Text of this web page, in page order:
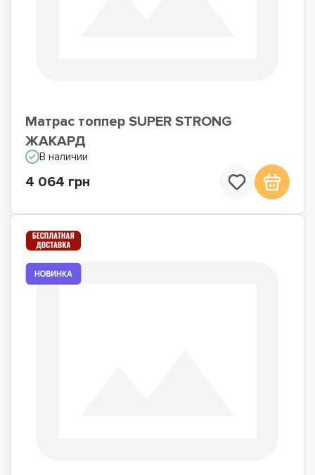
Матрас топпер SUPER STRONG
ЖАКАРД
В наличии
4 064 грн